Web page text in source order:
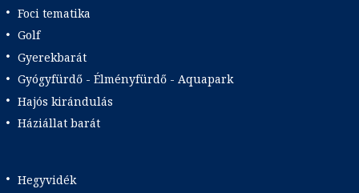
Foci tematika
Golf
Gyerekbarát
Gyógyfürdő - Élményfürdő - Aquapark
Hajós kirándulás
Háziállat barát
Hegyvidék